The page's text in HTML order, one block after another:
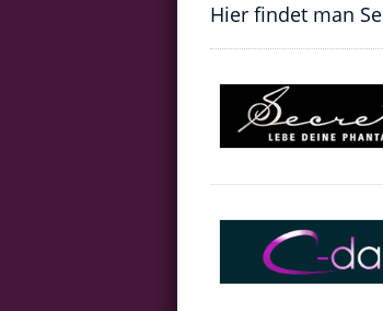
Hier findet man